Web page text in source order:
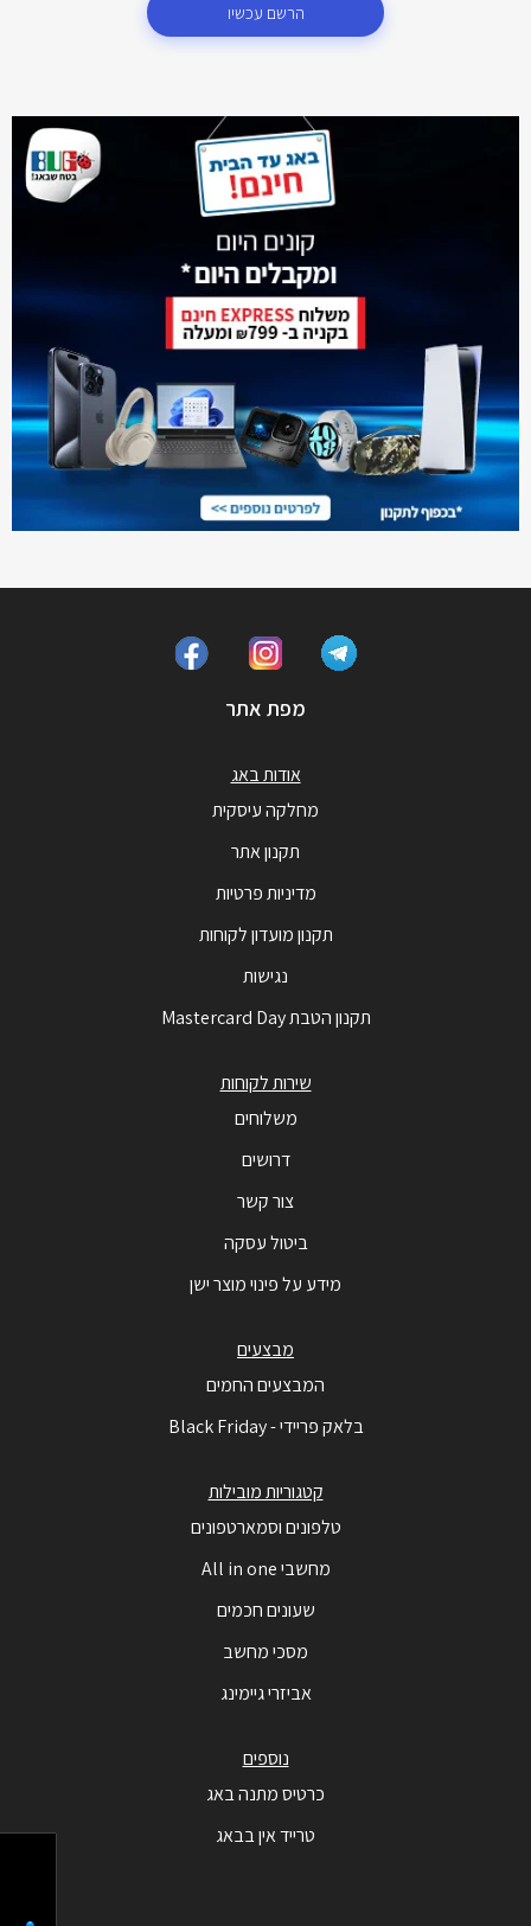
הרשם עכשיו
מפת אתר
אודות באג
מחלקה עיסקית
תקנון אתר
מדיניות פרטיות
תקנון מועדון לקוחות
נגישות
תקנון הטבת Mastercard Day
שירות לקוחות
משלוחים
דרושים
צור קשר
ביטול עסקה
מידע על פינוי מוצר ישן
מבצעים
המבצעים החמים
בלאק פריידי - Black Friday
קטגוריות מובילות
טלפונים וסמארטפונים
מחשבי All in one
שעונים חכמים
מסכי מחשב
אביזרי גיימינג
נוספים
כרטיס מתנה באג
טרייד אין בבאג